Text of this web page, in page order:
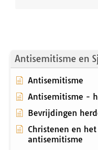
Antisemitisme en
Antisemitisme
Antisemitisme -
Bevrijdingen
Christenen en
antisemitisme